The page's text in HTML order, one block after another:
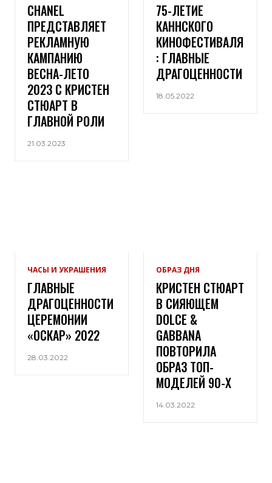
CHANEL
ПРЕДСТАВЛЯЕТ
РЕКЛАМНУЮ
КАМПАНИЮ
ВЕСНА-ЛЕТО
2023 С КРИСТЕН
СТЮАРТ В
ГЛАВНОЙ РОЛИ
21.03.2023
75-ЛЕТИЕ
КАННСКОГО
КИНОФЕСТИВАЛЯ
: ГЛАВНЫЕ
ДРАГОЦЕННОСТИ
18.05.2022
ЧАСЫ И УКРАШЕНИЯ
ГЛАВНЫЕ
ДРАГОЦЕННОСТИ
ЦЕРЕМОНИИ
«ОСКАР» 2022
28.03.2022
ОБРАЗ ДНЯ
КРИСТЕН СТЮАРТ
В СИЯЮЩЕМ
DOLCE &
GABBANA
ПОВТОРИЛА
ОБРАЗ ТОП-
МОДЕЛЕЙ 90-Х
14.03.2022